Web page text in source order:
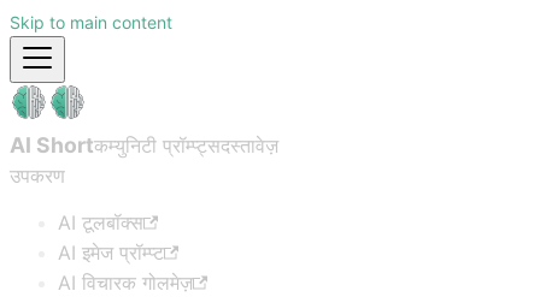
Skip to main content
AI Shortकम्युनिटी प्रॉम्प्ट्सदस्तावेज़
उपकरण
AI टूलबॉक्स
AI इमेज प्रॉम्प्ट
AI विचारक गोलमेज़